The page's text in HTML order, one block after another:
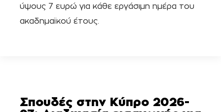
ύψους 7 ευρώ για κάθε εργάσιμη ημέρα του
ακαδημαϊκού έτους.
Σπουδές στην Κύπρο 2026-